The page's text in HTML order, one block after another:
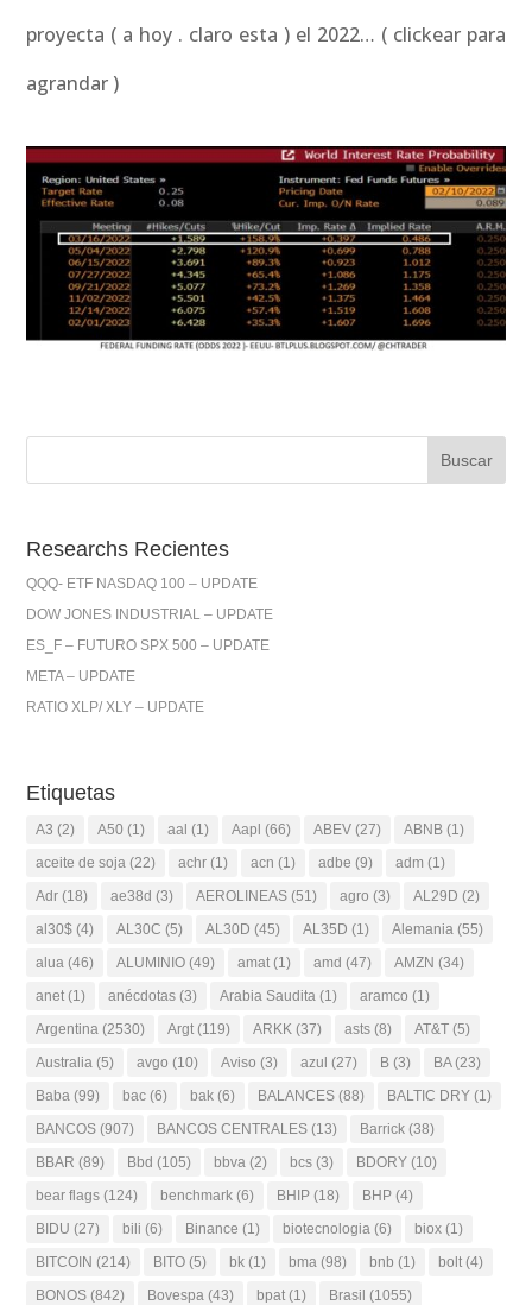
proyecta ( a hoy . claro esta ) el 2022… ( clickear para
agrandar )
Researchs Recientes
QQQ- ETF NASDAQ 100 – UPDATE
DOW JONES INDUSTRIAL – UPDATE
ES_F – FUTURO SPX 500 – UPDATE
META – UPDATE
RATIO XLP/ XLY – UPDATE
Etiquetas
A3 (2) A50 (1) aal (1) Aapl (66) ABEV (27) ABNB (1)
aceite de soja (22) achr (1) acn (1) adbe (9) adm (1)
Adr (18) ae38d (3) AEROLINEAS (51) agro (3) AL29D (2)
al30$ (4) AL30C (5) AL30D (45) AL35D (1) Alemania (55)
alua (46) ALUMINIO (49) amat (1) amd (47) AMZN (34)
anet (1) anécdotas (3) Arabia Saudita (1) aramco (1)
Argentina (2530) Argt (119) ARKK (37) asts (8) AT&T (5)
Australia (5) avgo (10) Aviso (3) azul (27) B (3) BA(23)
Baba (99) bac (6) bak (6) BALANCES (88) BALTIC DRY (1)
BANCOS (907) BANCOS CENTRALES (13) Barrick (38)
BBAR (89) Bbd (105) bbva (2) bcs (3) BDORY (10)
bear flags (124) benchmark (6) BHIP (18) BHP (4)
BIDU (27) bili (6) Binance (1) biotecnologia (6) biox (1)
BITCOIN (214) BITO (5) bk (1) bma (98) bnb (1) bolt (4)
BONOS (842) Bovespa (43) bpat (1) Brasil (1055)